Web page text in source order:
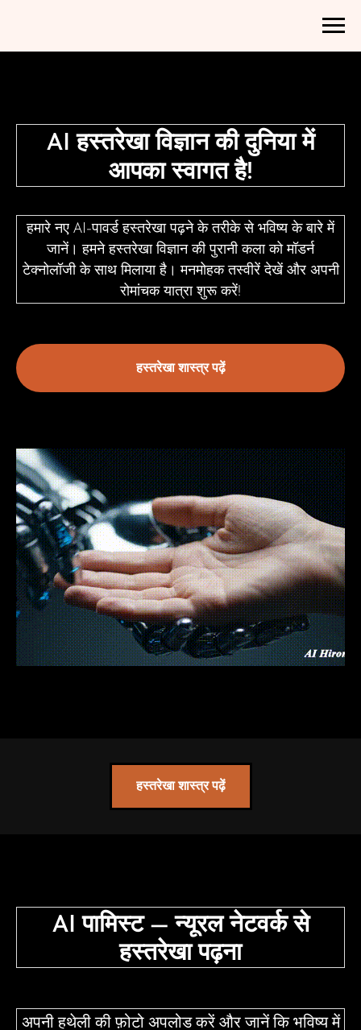
AI हस्तरेखा विज्ञान की दुनिया में
आपका स्वागत है!
हमारे नए AI-पावर्ड हस्तरेखा पढ़ने के तरीके से भविष्य के बारे में
जानें। हमने हस्तरेखा विज्ञान की पुरानी कला को मॉडर्न
टेक्नोलॉजी के साथ मिलाया है। मनमोहक तस्वीरें देखें और अपनी
रोमांचक यात्रा शुरू करें!
हस्तरेखा शास्त्र पढ़ें
हस्तरेखा शास्त्र पढ़ें
AI पामिस्ट — न्यूरल नेटवर्क से
हस्तरेखा पढ़ना
अपनी हथेली की फ़ोटो अपलोड करें और जानें कि भविष्य में